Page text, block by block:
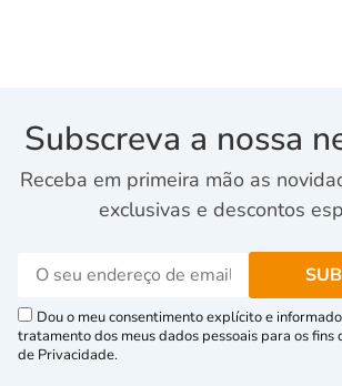
Subscreva a nossa
Receba em primeira mão as
exclusivas e descontos
Dou o meu consentimento explícito e
tratamento dos meus dados pessoais para os fins
de Privacidade.